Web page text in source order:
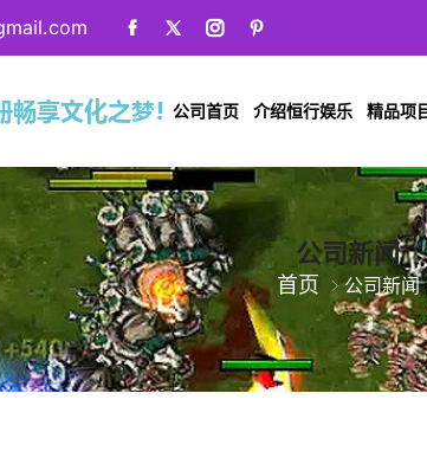
公司首页 介绍恒行娱乐 精品项
公司新闻
首页 公司新闻